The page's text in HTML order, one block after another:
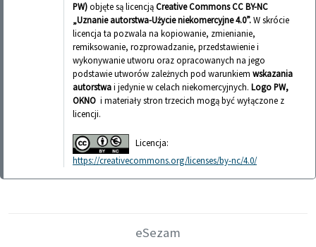
PW)objęte są licencjąCreative Commons CC BY-NC
„Uznanie autorstwa-Użycie niekomercyjne 4.0”.W skrócie
licencja ta pozwala na kopiowanie, zmienianie,
remiksowanie, rozprowadzanie, przedstawienie i
wykonywanie utworu oraz opracowanych na jego
podstawie utworów zależnych pod warunkiem wskazania
autorstwai jedynie w celach niekomercyjnych. Logo PW,
OKNO i materiały stron trzecich mogą być wyłączone z
licencji.
Licencja:
https://creativecommons.org/licenses/by-nc/4.0/
eSezam